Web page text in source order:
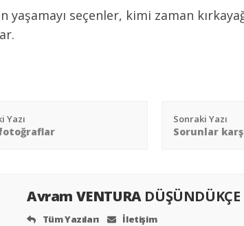
yaşamayı seçenler, kimi zaman
Yazı Sonraki Yazı
Sorunlar
Avram VENTURA DÜŞÜNDÜKÇE
Tüm Yazıları İletişim